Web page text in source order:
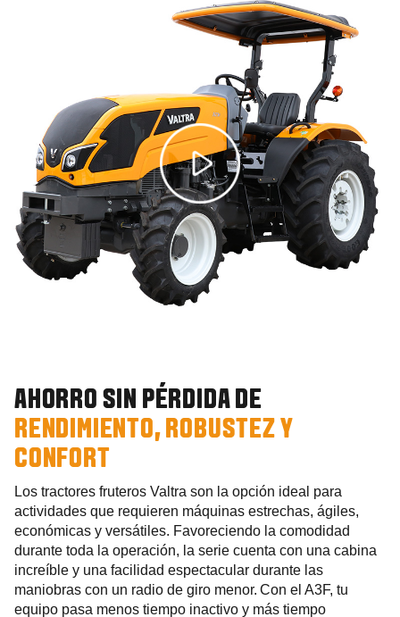
AHORRO SIN PÉRDIDA DE
RENDIMIENTO, ROBUSTEZ Y
CONFORT
Los tractores fruteros Valtra son la opción ideal para
actividades que requieren máquinas estrechas, ágiles,
económicas y versátiles. Favoreciendo la comodidad
durante toda la operación, la serie cuenta con una cabina
increíble y una facilidad espectacular durante las
maniobras con un radio de giro menor. Con el A3F, tu
equipo pasa menos tiempo inactivo y más tiempo